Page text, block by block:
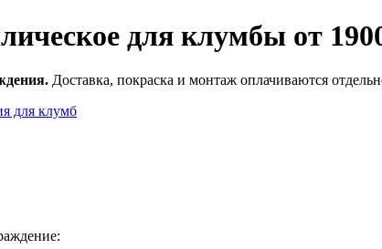
для клумбы от
Доставка, покраска и монтаж оплачиваются
для клумб